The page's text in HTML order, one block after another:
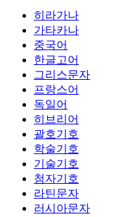
히라가나
가타카나
중국어
한글고어
그리스문자
프랑스어
독일어
히브리어
괄호기호
학술기호
기술기호
첨자기호
라틴문자
러시아문자